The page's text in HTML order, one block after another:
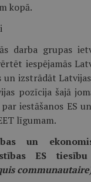
kopā.
darba grupas
iespējamās
un izstrādāt
pozīcija šajā
iestāšanos ES
līgumam.
un
ES